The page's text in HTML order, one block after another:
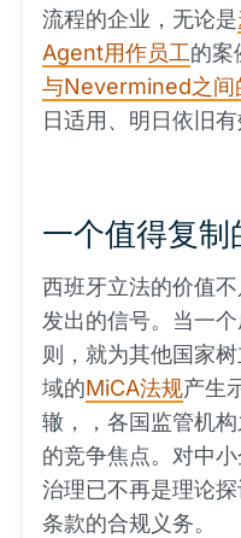
流程的企业，无论是
Agent用作员工的案
与Nevermined之间
日适用、明日依旧有
一个值得复制
西班牙立法的价值
发出的信号。当一
则，就为其他国家
域的MiCA法规产生
辙，，各国监管机
的竞争焦点。对中
治理已不再是理论
条款的合规义务。